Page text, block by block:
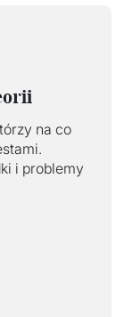
na co
i problemy